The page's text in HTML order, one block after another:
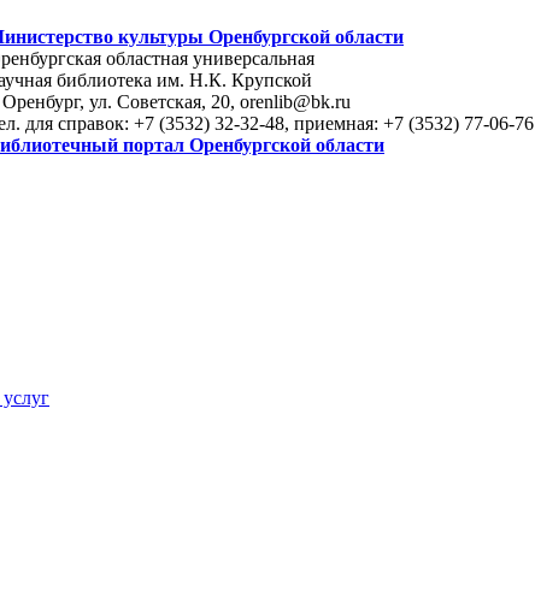
культуры Оренбургской области
областная универсальная
библиотека им. Н.К. Крупской
Оренбург, ул. Советская, 20, orenlib@bk.ru
для справок: +7 (3532) 32-32-48, приемная: +7 (3532) 77-06-76
портал Оренбургской области